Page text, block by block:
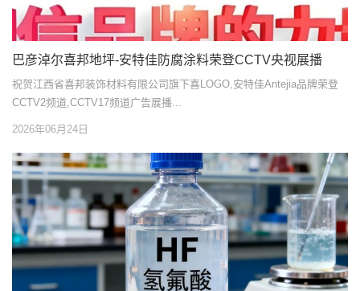
巴彦淖尔喜邦地坪-安特佳防腐涂料荣登CCTV央视展播
祝贺江西省喜邦装饰材料有限公司旗下喜LOGO,安特佳Antejia品牌荣登
CCTV2频道,CCTV17频道广告展播...
2026年06月24日